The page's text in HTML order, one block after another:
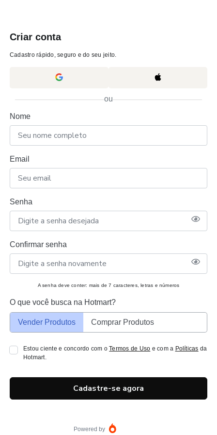
Criar conta
Cadastro rápido, seguro e do seu jeito.
ou
Nome
Email
Senha
Confirmar senha
A senha deve conter: mais de 7 caracteres, letras e números
O que você busca na Hotmart?
Vender Produtos Comprar Produtos
Estou ciente e concordo com oTermos de Uso e com a Políticas da
Hotmart.
Cadastre-se agora
Powered by